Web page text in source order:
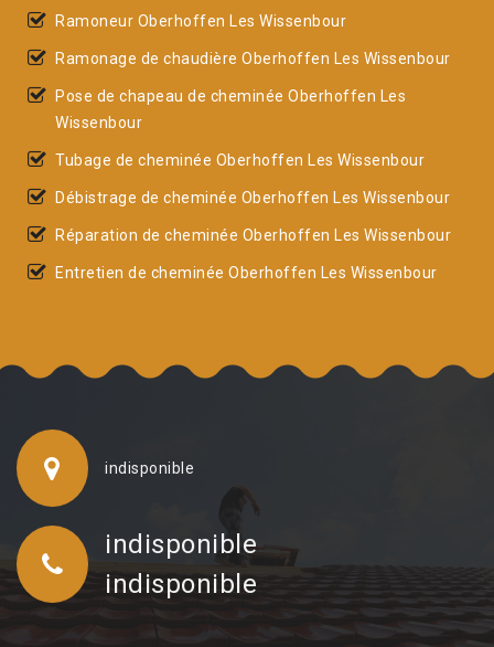
Ramoneur Oberhoffen Les Wissenbour
Ramonage de chaudière Oberhoffen Les Wissenbour
Pose de chapeau de cheminée Oberhoffen Les
Wissenbour
Tubage de cheminée Oberhoffen Les Wissenbour
Débistrage de cheminée Oberhoffen Les Wissenbour
Réparation de cheminée Oberhoffen Les Wissenbour
Entretien de cheminée Oberhoffen Les Wissenbour
indisponible
indisponible
indisponible